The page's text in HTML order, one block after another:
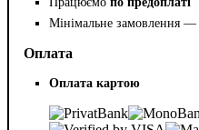
Мінімальне замовлення —
Оплата
Оплата картою